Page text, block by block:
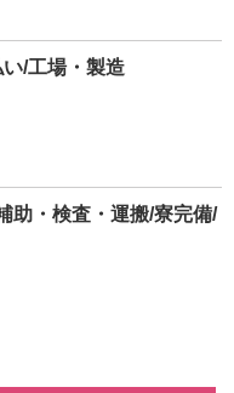
/工場・製造
助・検査・運搬/寮完備/